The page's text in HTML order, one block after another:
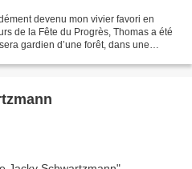
devenu mon vivier favori en
de la Fête du Progrès, Thomas a été
gardien d’une forêt, dans une